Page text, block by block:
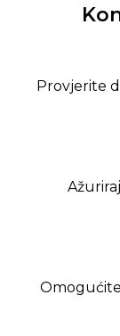
Provjerite
Omogućite